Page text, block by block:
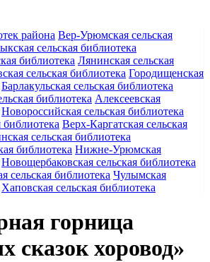
района Вер-Урюмская сельская
сельская библиотека
библиотека Лянинская сельская
сельская библиотека Городищенская
Барлакульская сельская библиотека
библиотека Алексеевская
Новороссийская сельская библиотека
библиотека Верх-Каргатская сельская
сельская библиотека
библиотека Нижне-Урюмская
Новощербаковская сельская библиотека
сельская библиотека Чулымская
Хаповская сельская библиотека
горница
сказок хоровод»